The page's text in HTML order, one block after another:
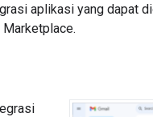
aplikasi yang dapat